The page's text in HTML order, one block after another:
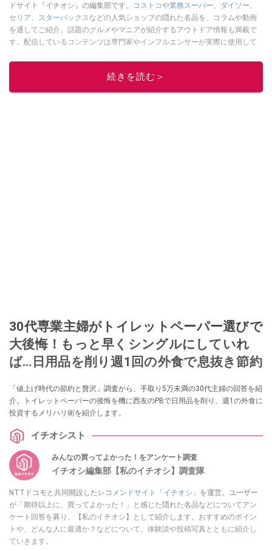
ドサイト『イチオシ』の編集部です。
コストコや業務スーパー ダイソー
セリア
スターバックス などの人気ショップの隠れた名品を、コラムや動画
を通してご紹介。話題のグルメやマニアが紹介するアウトドア情報も満載で
す。配信しているコンテンツは専門家やインフルエンサーが実際に使用して
ニュースでフォロー
続きを読む＞
30代専業主婦がトイレットペーパー選びで
大後悔！もっと早くシングルにしていれ
ば…日用品を削り週1回の外食で息抜き節約
「値上げ時代の節約と贅沢」調査から、手取り5万未満の30代主婦の回答を紹
介。トイレットペーパーの後悔を機に西友のPBで日用品を削り、週1の外食に
投資するメリハリ術を紹介します。
イチオシスト
みんなの買ってよかった！をアンケート調査
イチオシ編集部【私のイチオシ】調査隊
NTTドコモと共同開設した レコメンドサイト「イチオシ」 を運営。ユーザー
が「期待以上に、買ってよかった！」と感じた隠れた名品などについてアン
ケート回答を募り、【私のイチオシ】として紹介します。おすすめのポイン
トや、どんな人に最適か？などについて、体験談や投稿写真とともに紹介し
ていきます。